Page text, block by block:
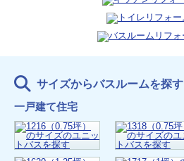
サイズからバスルームを探す
一戸建て住宅